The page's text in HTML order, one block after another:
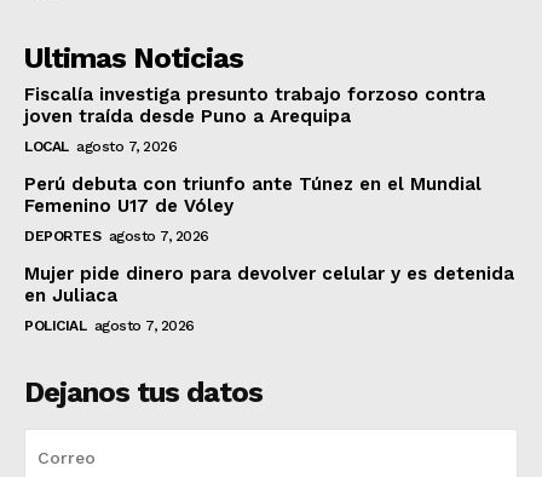
Ultimas Noticias
Fiscalía investiga presunto trabajo forzoso contra
joven traída desde Puno a Arequipa
LOCAL agosto 7, 2026
Perú debuta con triunfo ante Túnez en el Mundial
Femenino U17 de Vóley
DEPORTES agosto 7, 2026
Mujer pide dinero para devolver celular y es detenida
en Juliaca
POLICIAL agosto 7, 2026
Dejanos tus datos